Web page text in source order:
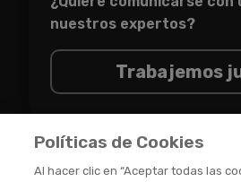
nuestros expertos?
Trabajemos
Políticas de Cookies
Al hacer clic en “Aceptar todas las